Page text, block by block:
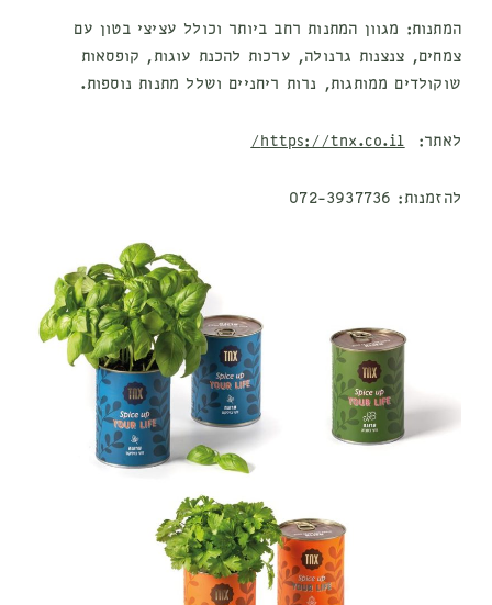
המתנות: מגוון המתנות רחב ביותר וכולל עציצי בטון עם
צמחים, צנצנות גרנולה, ערכות להכנת עוגות, קופסאות
שוקולדים ממותגות, נרות ריחניים ושלל מתנות נוספות.
לאתר: https://tnx.co.il/
להזמנות: